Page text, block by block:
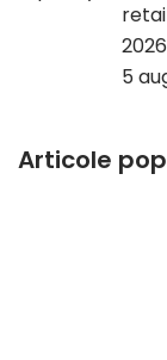
2026
5
Articole